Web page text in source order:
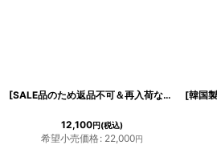
[SALE品のため返品不可＆再入荷なしの現品限り][韓国製][rinfarre]キャミソール・ブラック・ベージュ・ライン入り・バイカラー・タイト・ミディアムドレス・ワンピース[MIRIN着用]
12,100円(税込)
希望小売価格: 22,000円